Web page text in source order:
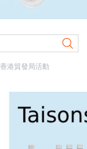
香港貿發局活動